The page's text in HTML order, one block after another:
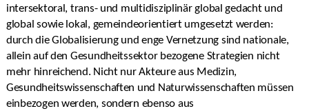
intersektoral, trans- und multidisziplinär global gedacht und
global sowie lokal, gemeindeorientiert umgesetzt werden:
durch die Globalisierung und enge Vernetzung sind nationale,
allein auf den Gesundheitssektor bezogene Strategien nicht
mehr hinreichend. Nicht nur Akteure aus Medizin,
Gesundheitswissenschaften und Naturwissenschaften müssen
einbezogen werden, sondern ebenso aus